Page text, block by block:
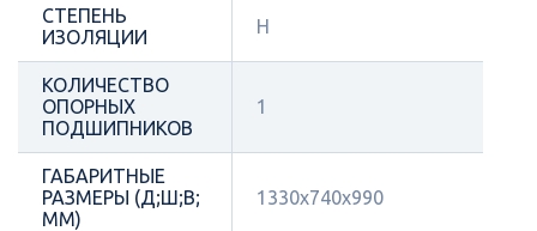
СТЕПЕНЬ
ИЗОЛЯЦИИ
Н
КОЛИЧЕСТВО
ОПОРНЫХ
ПОДШИПНИКОВ
1
ГАБАРИТНЫЕ
РАЗМЕРЫ (Д;Ш;В;
ММ)
1330x740x990